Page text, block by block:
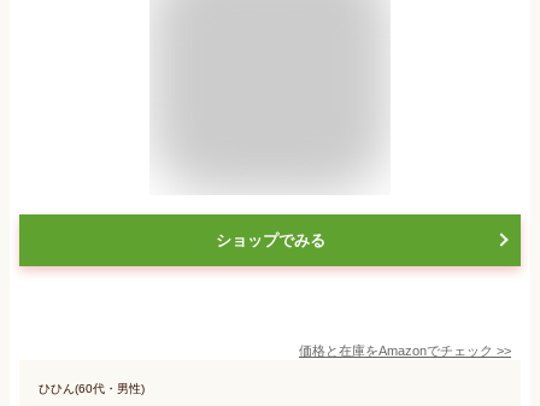
ショップでみる
価格と在庫をAmazonでチェック >>
ひひん(60代・男性)